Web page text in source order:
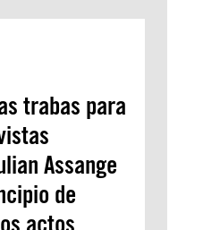
trabas para
Assange
de
actos